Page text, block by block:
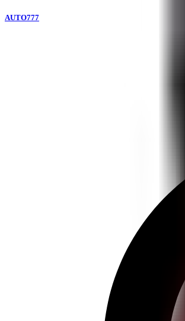
AUTO777